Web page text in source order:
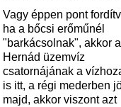
Vagy éppen pont
ha a bőcsi erőműnél
"barkácsolnak", akkor a
Hernád üzemvíz
csatornájának a
is itt, a régi mederben
majd, akkor viszont azt